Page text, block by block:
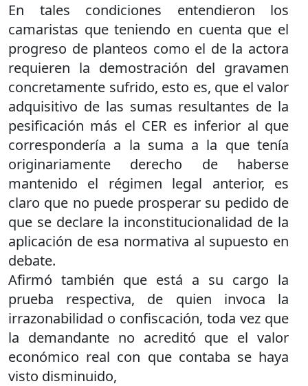
En tales condiciones entendieron los
camaristas que teniendo en cuenta que el
progreso de planteos como el de la actora
requieren la demostración del gravamen
concretamente sufrido, esto es, que el valor
adquisitivo de las sumas resultantes de la
pesificación más el CER es inferior al que
correspondería a la suma a la que tenía
originariamente derecho de haberse
mantenido el régimen legal anterior, es
claro que no puede prosperar su pedido de
que se declare la inconstitucionalidad de la
aplicación de esa normativa al supuesto en
debate.
Afirmó también que está a su cargo la
prueba respectiva, de quien invoca la
irrazonabilidad o confiscación, toda vez que
la demandante no acreditó que el valor
económico real con que contaba se haya
visto disminuido,